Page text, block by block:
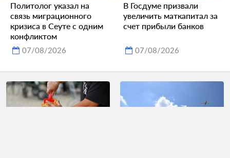
Политолог указал на
связь миграционного
кризиса в Сеуте с одним
конфликтом
07/08/2026
В Госдуме призвали
увеличить маткапитал за
счет прибыли банков
07/08/2026